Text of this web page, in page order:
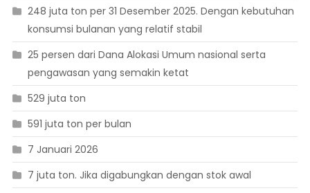
248 juta ton per 31 Desember 2025. Dengan kebutuhan
konsumsi bulanan yang relatif stabil
25 persen dari Dana Alokasi Umum nasional serta
pengawasan yang semakin ketat
529 juta ton
591 juta ton per bulan
7 Januari 2026
7 juta ton. Jika digabungkan dengan stok awal